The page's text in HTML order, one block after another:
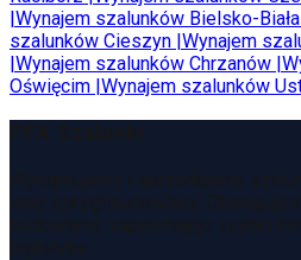
Wynajem szalunków Bielsko-Biała
szalunków Cieszyn Wynajem
Wynajem szalunków Chrzanów
Oświęcim Wynajem szalunków